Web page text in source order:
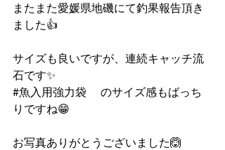
またまた愛媛県地磯にて釣果報告頂き
ました👍
サイズも良いですが、連続キャッチ流
石です✨
#魚入用強力袋 のサイズ感もばっち
りですね😁
お写真ありがとうございました🙆